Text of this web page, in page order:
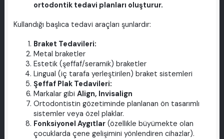
ortodontik tedavi planları oluşturur.
Kullandığı başlıca tedavi araçları şunlardır:
Braket Tedavileri:
Metal braketler
Estetik (şeffaf/seramik) braketler
Lingual (iç tarafa yerleştirilen) braket sistemleri
Şeffaf Plak Tedavileri:
Markalar gibi Align, Invisalign
Ortodontistin gözetiminde planlanan ön tasarımlı
sistemler veya özel plaklar.
Fonksiyonel Aygıtlar(özellikle büyümekte olan
çocuklarda çene gelişimini yönlendiren cihazlar).